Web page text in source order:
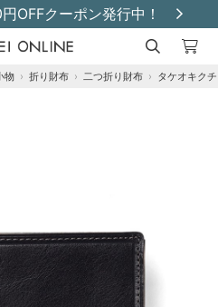
OFFクーポン発行中！
物 › 折り財布 › 二つ折り財布 › タケオキク
カートに追加